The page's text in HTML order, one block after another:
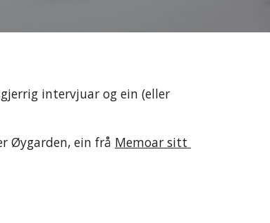
intervjuar og ein (eller
Øygarden, ein frå Memoar sitt